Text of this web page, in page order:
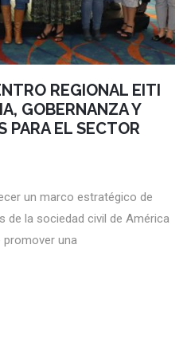
REGIONAL EITI
GOBERNANZA Y
PARA EL SECTOR
un marco estratégico de
de la sociedad civil de América
promover una